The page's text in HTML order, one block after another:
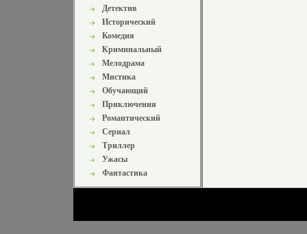
Детектив
Исторический
Комедия
Криминальный
Мелодрама
Мистика
Обучающий
Приключения
Романтический
Сериал
Триллер
Ужасы
Фантастика